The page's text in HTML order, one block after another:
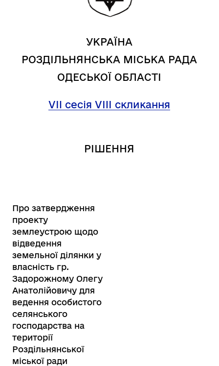
УКРАЇНА
РОЗДІЛЬНЯНСЬКА МІСЬКА РАДА
ОДЕСЬКОЇ ОБЛАСТІ
VII сесія VIII скликання
РІШЕННЯ
Про затвердження
проекту
землеустрою щодо
відведення
земельної ділянки у
власність гр.
Задорожному Олегу
Анатолійовичу для
ведення особистого
селянського
господарства на
території
Роздільнянської
міської ради